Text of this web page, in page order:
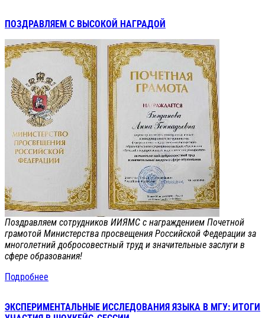
ПОЗДРАВЛЯЕМ С ВЫСОКОЙ НАГРАДОЙ
Поздравляем сотрудников ИИЯМС с награждением Почетной
грамотой Министерства просвещения Российской Федерации за
многолетний добросовестный труд и значительные заслуги в
сфере образования!
Подробнее
ЭКСПЕРИМЕНТАЛЬНЫЕ ИССЛЕДОВАНИЯ ЯЗЫКА В МГУ: ИТОГИ